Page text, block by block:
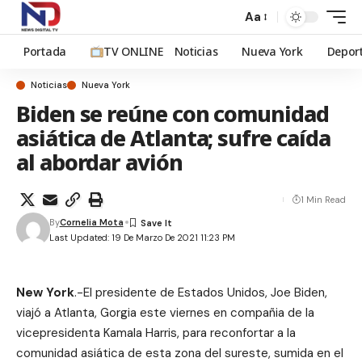
Aa
Portada TV ONLINE Noticias Nueva York
Noticias Nueva York
Biden se reúne con comunidad
asiática de Atlanta; sufre caída
al abordar avión
Last Updated: 19 De Marzo De 2021 11:23 PM
ByCornelia Mota
1 Min Read
New York.-El presidente de Estados Unidos, Joe Biden,
viajó a Atlanta, Gorgia este viernes en compañia de la
vicepresidenta Kamala Harris, para reconfortar a la
comunidad asiática de esta zona del sureste, sumida en el